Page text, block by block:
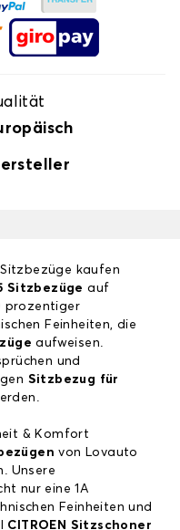
kaufen
Sitzbezüge auf
prozentiger
Feinheiten, die
aufweisen.
und
Sitzbezug für
& Komfort
von Lovauto
Unsere
nur eine 1A
Feinheiten und
CITROEN Sitzschoner